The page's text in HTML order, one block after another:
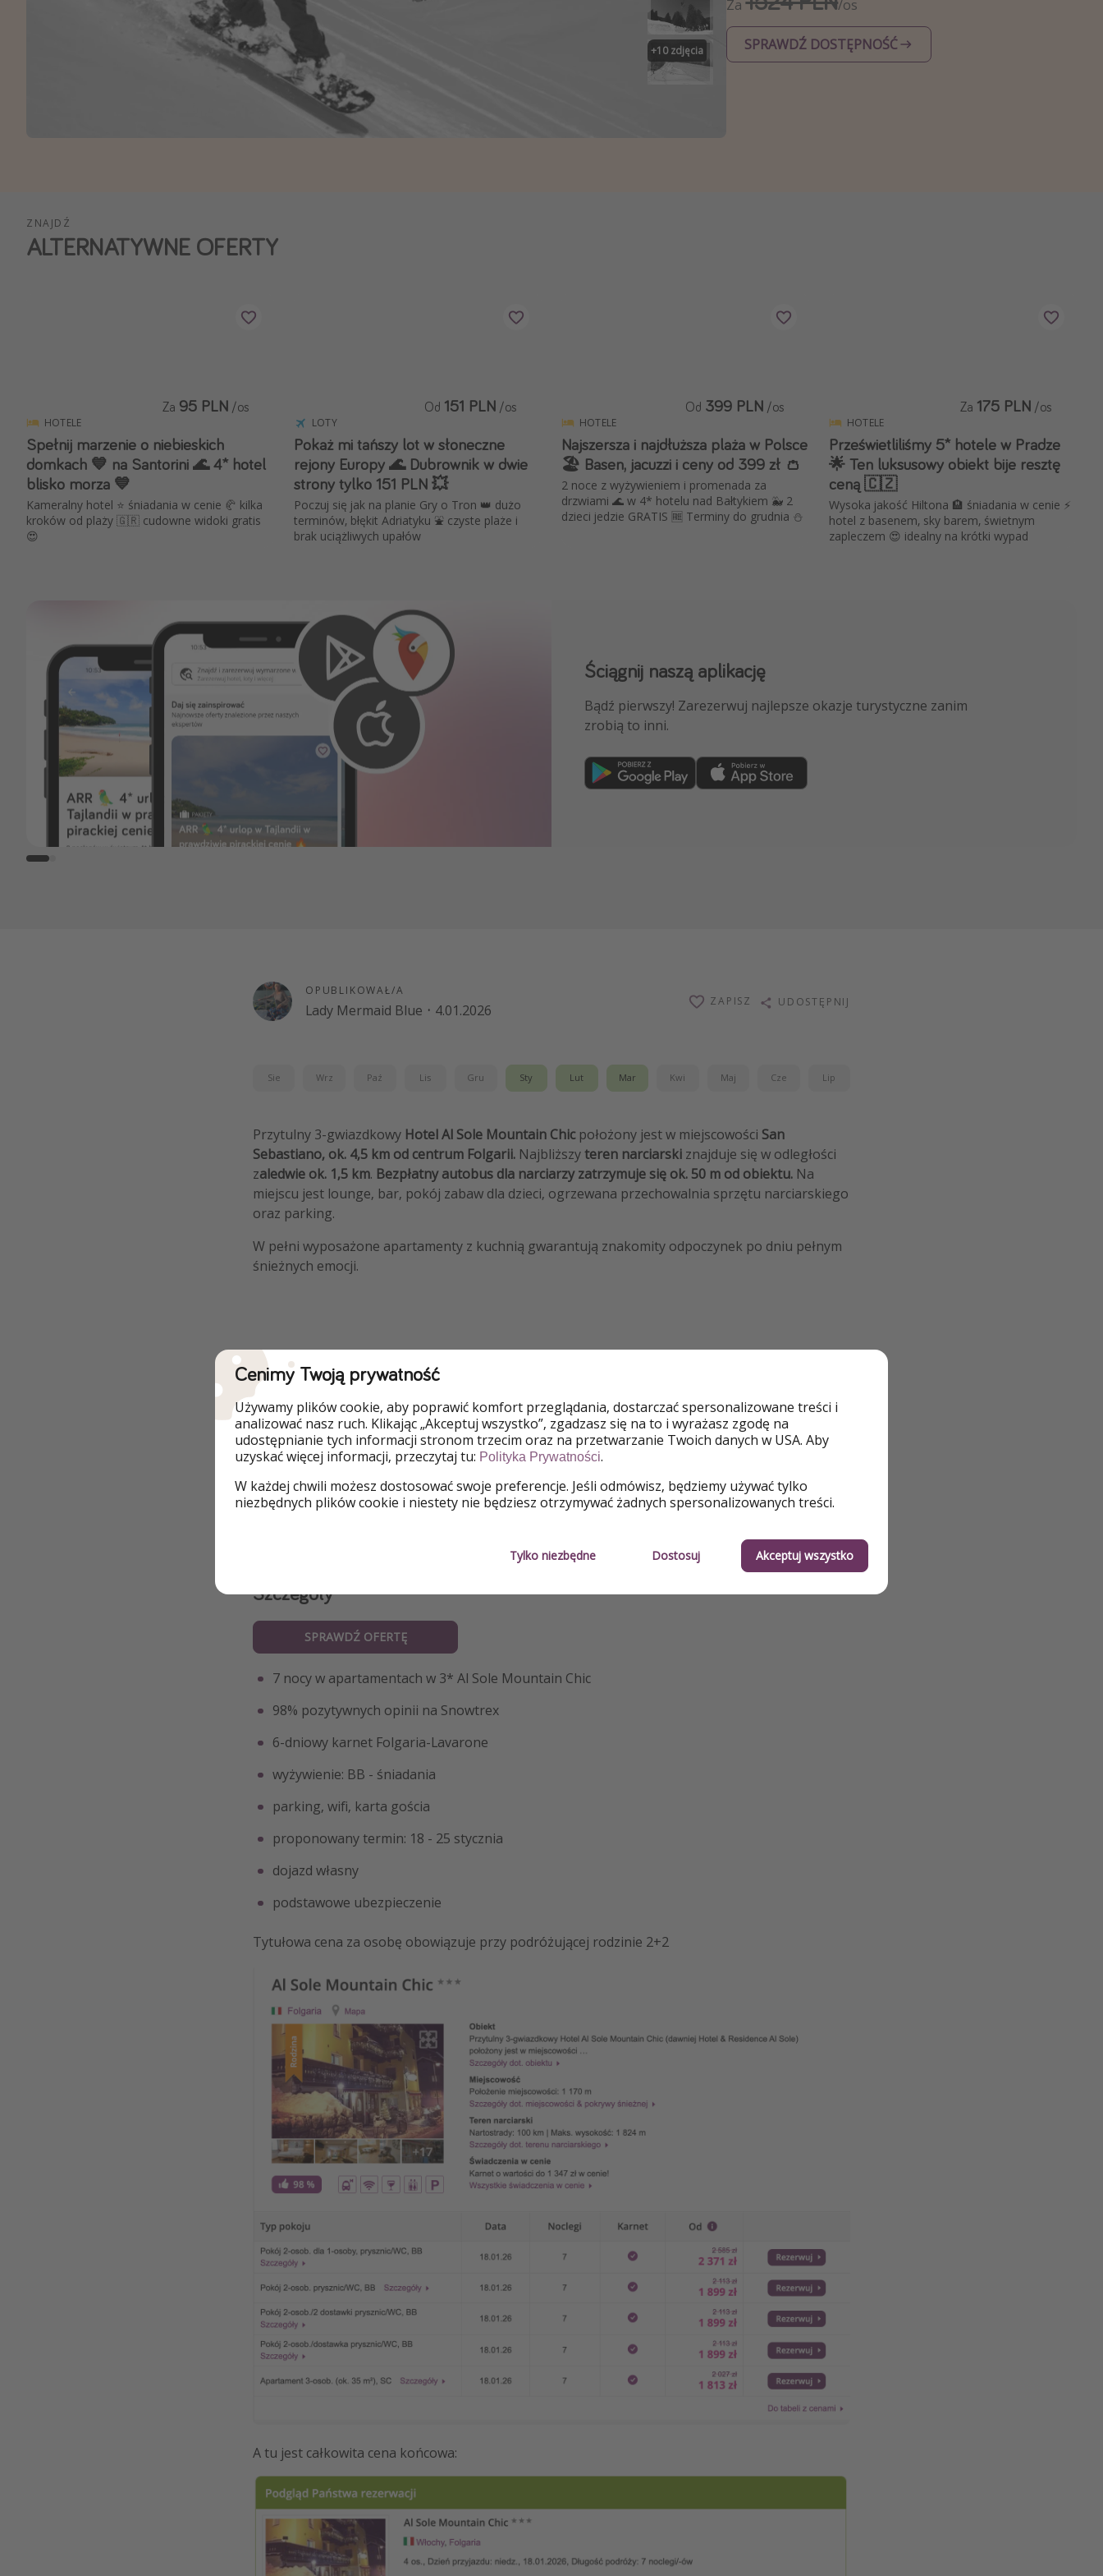
Wszystkie
+10 zdjęcia
Za /os
SPRAWDŹ DOSTĘPNOŚĆ
ZNAJDŹ
ALTERNATYWNE OFERTY
HOTELE
Spełnij marzenie o niebieskich
domkach 💙 na Santorini 🌊 4* hotel
blisko morza 💙
Kameralny hotel ⭐ śniadania w cenie 🥐 kilka
kroków od plaży 🇬🇷 cudowne widoki gratis
😍
Za 95 PLN /os
LOTY
Pokaż mi tańszy lot w słoneczne
rejony Europy 🌊 Dubrownik w dwie
strony tylko 151 PLN 💥
Poczuj się jak na planie Gry o Tron 👑 dużo
terminów, błękit Adriatyku ⛲ czyste plaże i
brak uciążliwych upałów
Od 151 PLN /os
HOTELE
Najszersza i najdłuższa plaża w Polsce
🏖️ Basen, jacuzzi i ceny od 399 zł 👛
2 noce z wyżywieniem i promenada za
drzwiami 🌊 w 4* hotelu nad Bałtykiem 🐳 2
dzieci jedzie GRATIS 🆓 Terminy do grudnia ⛄️
Od 399 PLN /os
HOTELE
Prześwietliliśmy 5* hotele w Pradze
🌟 Ten luksusowy obiekt bije resztę
ceną 🇨🇿
Wysoka jakość Hiltona 🏨 śniadania w cenie ⚡️
hotel z basenem, sky barem, świetnym
zapleczem 😍 idealny na krótki wypad
Za 175 PLN /os
Ściągnij naszą aplikację
Bądź pierwszy! Zarezerwuj najlepsze okazje turystyczne zanim
zrobią to inni.
Dołącz do naszego kanału na WhatsApp
NAJLEPSZE oferty podróżnicze, porady ekspertów i wiele więcej!
Dołącz teraz
OPUBLIKOWAŁ/A
Lady Mermaid Blue · 4.01.2026
ZAPISZ UDOSTĘPNIJ
Sie Wrz Paź Lis Gru Sty Lut Mar Kwi Maj Cze Lip
Przytulny 3-gwiazdkowy Hotel Al Sole Mountain Chicpołożony jest w miejscowości San
Sebastiano, ok. 4,5 km od centrum Folgarii. Najbliższyteren narciarski znajduje się w odległości
zaledwie ok. 1,5 km. Bezpłatny autobus dla narciarzy zatrzymuje się ok. 50 m od obiektu. Na
miejscu jest lounge, bar, pokój zabaw dla dzieci, ogrzewana przechowalnia sprzętu narciarskiego
oraz parking.
W pełni wyposażone apartamenty z kuchnią gwarantują znakomity odpoczynek po dniu pełnym
śnieżnych emocji.
Dlaczego warto
Blisko stoku Przyjazny dla grupy Przyjazny rodzinie
Świetny apartament Widok na góry Widok panoramiczny
Ski pass w cenie
Szczegóły
SPRAWDŹ OFERTĘ
7 nocy w apartamentach w 3* Al Sole Mountain Chic
98% pozytywnych opinii na Snowtrex
6-dniowy karnet Folgaria-Lavarone
wyżywienie: BB - śniadania
parking, wifi, karta gościa
proponowany termin: 18 - 25 stycznia
dojazd własny
podstawowe ubezpieczenie
Tytułowa cena za osobę obowiązuje przy podróżującej rodzinie 2+2
A tu jest całkowita cena końcowa:
Cenimy Twoją prywatność
Używamy plików cookie, aby poprawić komfort przeglądania, dostarczać spersonalizowane treści i
analizować nasz ruch. Klikając „Akceptuj wszystko”, zgadzasz się na to i wyrażasz zgodę na
udostępnianie tych informacji stronom trzecim oraz na przetwarzanie Twoich danych w USA. Aby
uzyskać więcej informacji, przeczytaj tu: Polityka Prywatności.
W każdej chwili możesz dostosować swoje preferencje. Jeśli odmówisz, będziemy używać tylko
niezbędnych plików cookie i niestety nie będziesz otrzymywać żadnych spersonalizowanych treści.
Tylko niezbędne Dostosuj Akceptuj wszystko